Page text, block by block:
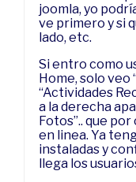
joomla, yo
ve primero y si
lado, etc.
Si entro como
Home, solo veo
“Actividades
a la derecha
Fotos”.. que
en linea. Ya
instaladas y
llega los